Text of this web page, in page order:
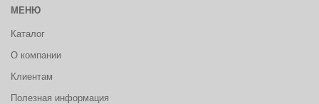
МЕНЮ
Каталог
О компании
Клиентам
Полезная информация